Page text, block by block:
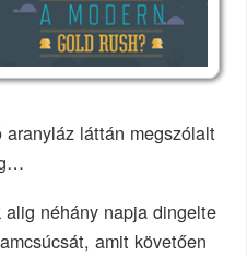
láttán megszólalt
néhány napja dingelte
amit követően